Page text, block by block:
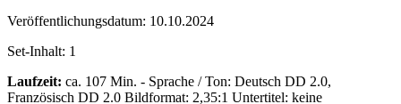
Veröffentlichungsdatum: 10.10.2024
Set-Inhalt: 1
Laufzeit: ca. 107 Min. - Sprache / Ton: Deutsch DD 2.0,
Französisch DD 2.0 Bildformat: 2,35:1 Untertitel: keine